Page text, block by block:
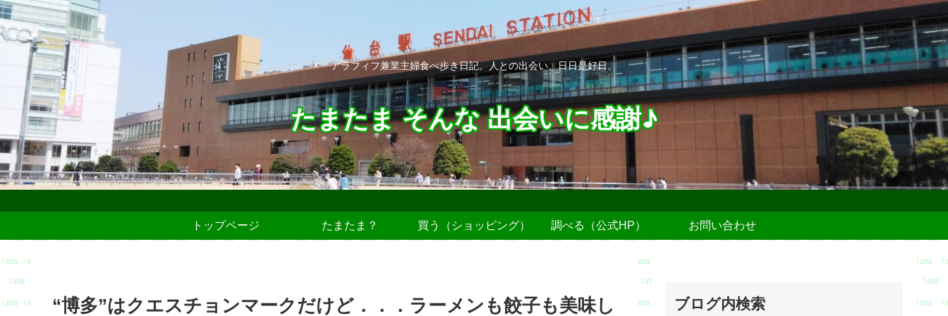
アラフィフ兼業主婦食べ歩き日記。人との出会い、日日是好日。
たまたま そんな 出会いに感謝♪
トップページ たまたま？ 買う（ショッピング） 調べる（公式HP） お問い合わせ
“博多”はクエスチョンマークだけど．．．ラーメンも餃子も美味し ブログ内検索